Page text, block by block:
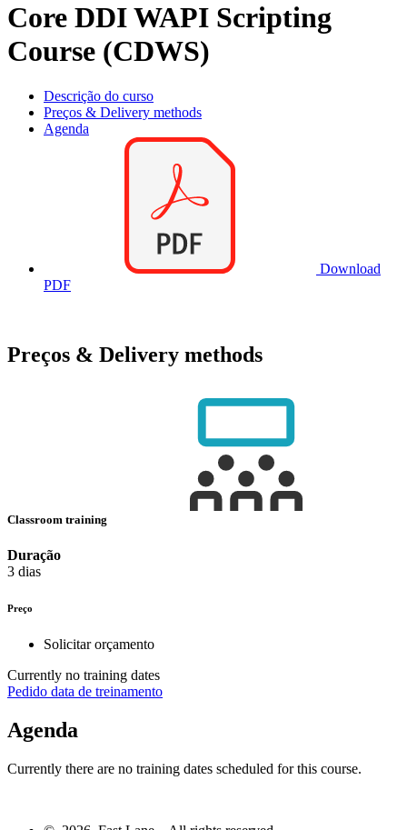
Core DDI WAPI Scripting
Course (CDWS)
Descrição do curso
Preços & Delivery methods
Agenda
Download
PDF
Preços & Delivery methods
Classroom training
Duração
3 dias
Preço
Solicitar orçamento
Currently no training dates
Pedido data de treinamento
Agenda
Currently there are no training dates scheduled for this course.